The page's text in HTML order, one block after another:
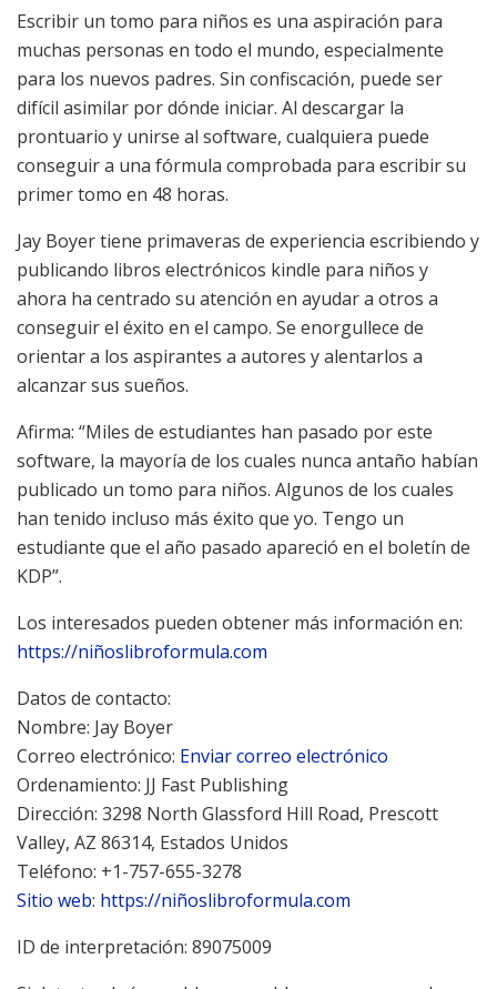
Escribir un tomo para niños es una aspiración para
muchas personas en todo el mundo, especialmente
para los nuevos padres. Sin confiscación, puede ser
difícil asimilar por dónde iniciar. Al descargar la
prontuario y unirse al software, cualquiera puede
conseguir a una fórmula comprobada para escribir su
primer tomo en 48 horas.
Jay Boyer tiene primaveras de experiencia escribiendo y
publicando libros electrónicos kindle para niños y
ahora ha centrado su atención en ayudar a otros a
conseguir el éxito en el campo. Se enorgullece de
orientar a los aspirantes a autores y alentarlos a
alcanzar sus sueños.
Afirma: “Miles de estudiantes han pasado por este
software, la mayoría de los cuales nunca antaño habían
publicado un tomo para niños. Algunos de los cuales
han tenido incluso más éxito que yo. Tengo un
estudiante que el año pasado apareció en el boletín de
KDP”.
Los interesados ​​pueden obtener más información en:
https://niñoslibroformula.com
Datos de contacto:
Nombre: Jay Boyer
Correo electrónico: Enviar correo electrónico
Ordenamiento: JJ Fast Publishing
Dirección: 3298 North Glassford Hill Road, Prescott
Valley, AZ 86314, Estados Unidos
Teléfono: +1-757-655-3278
Sitio web: https://niñoslibroformula.com
ID de interpretación: 89075009